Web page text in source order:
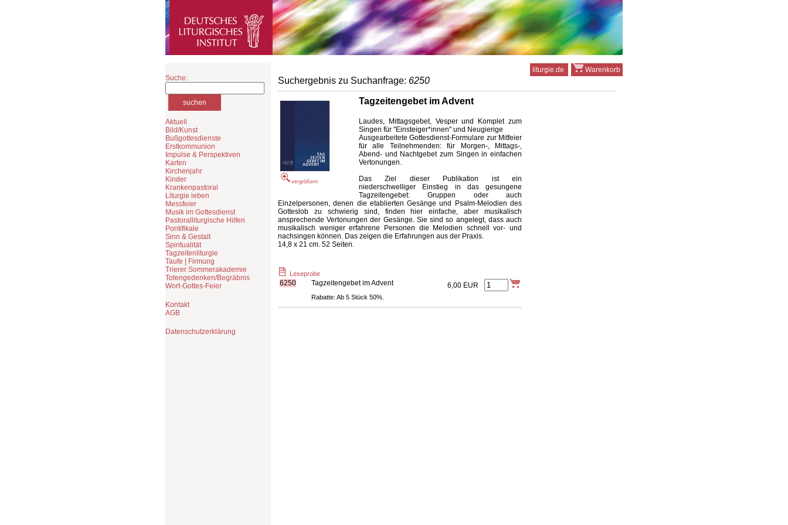
Suche:
Aktuell
Bild/Kunst
Bußgottesdienste
Erstkommunion
Impulse & Perspektiven
Karten
Kirchenjahr
Kinder
Krankenpastoral
Liturgie leben
Messfeier
Musik im Gottesdienst
Pastoralliturgische Hilfen
Pontifikale
Sinn & Gestalt
Spiritualität
Tagzeitenliturgie
Taufe | Firmung
Trierer Sommerakademie
Totengedenken/Begräbnis
Wort-Gottes-Feier
Kontakt
AGB
Datenschutzerklärung
liturgie.de Warenkorb
Suchergebnis zu Suchanfrage: 6250
vergrößern
Tagzeitengebet im Advent
Laudes, Mittagsgebet, Vesper und Komplet zum
Singen für "Einsteiger*innen" und Neugierige
Ausgearbeitete Gottesdienst-Formulare zur Mitfeier
für alle Teilnehmenden: für Morgen-, Mittags-,
Abend- und Nachtgebet zum Singen in einfachen
Vertonungen.
Das Ziel dieser Publikation ist ein
niederschwelliger Einstieg in das gesungene
Tagzeitengebet: Gruppen oder auch
Einzelpersonen, denen die etablierten Gesänge und Psalm-Melodien des
Gotteslob zu schwierig sind, finden hier einfache, aber musikalisch
ansprechende Vertonungen der Gesänge. Sie sind so angelegt, dass auch
musikalisch weniger erfahrene Personen die Melodien schnell vor- und
nachsingen können. Das zeigen die Erfahrungen aus der Praxis.
14,8 x 21 cm. 52 Seiten.
Leseprobe
6250 Tagzeitengebet im Advent 6,00 EUR
Rabatte: Ab 5 Stück 50%.